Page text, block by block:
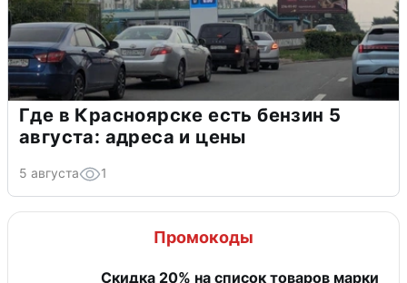
Где в Красноярске есть бензин 5
августа: адреса и цены
5 августа 1
Промокоды
Скидка 20% на список товаров марки